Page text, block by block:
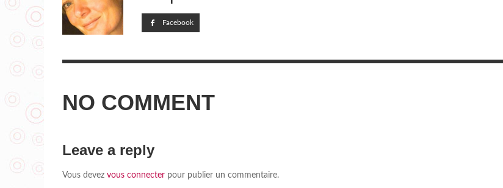
Facebook
NO COMMENT
Leave a reply
Vous devez vous connecter pour publier un commentaire.